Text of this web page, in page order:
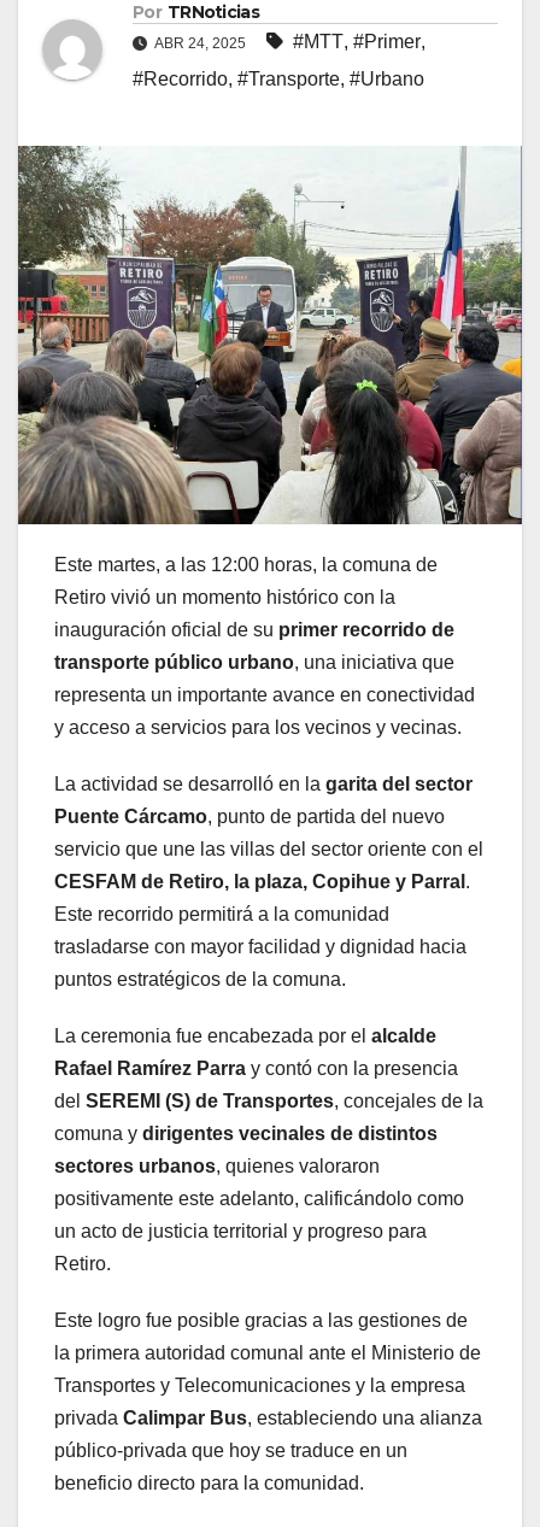
Por TRNoticias
ABR 24, 2025 #MTT, #Primer,
#Recorrido, #Transporte, #Urbano
Este martes, a las 12:00 horas, la comuna de
Retiro vivió un momento histórico con la
inauguración oficial de su primer recorrido de
transporte público urbano, una iniciativa que
representa un importante avance en conectividad
y acceso a servicios para los vecinos y vecinas.
La actividad se desarrolló en la garita del sector
Puente Cárcamo, punto de partida del nuevo
servicio que une las villas del sector oriente con el
CESFAM de Retiro, la plaza, Copihue y Parral .
Este recorrido permitirá a la comunidad
trasladarse con mayor facilidad y dignidad hacia
puntos estratégicos de la comuna.
La ceremonia fue encabezada por el alcalde
Rafael Ramírez Parra y contó con la presencia
del SEREMI (S) de Transportes, concejales de la
comuna y dirigentes vecinales de distintos
sectores urbanos, quienes valoraron
positivamente este adelanto, calificándolo como
un acto de justicia territorial y progreso para
Retiro.
Este logro fue posible gracias a las gestiones de
la primera autoridad comunal ante el Ministerio de
Transportes y Telecomunicaciones y la empresa
privada Calimpar Bus, estableciendo una alianza
público-privada que hoy se traduce en un
beneficio directo para la comunidad.